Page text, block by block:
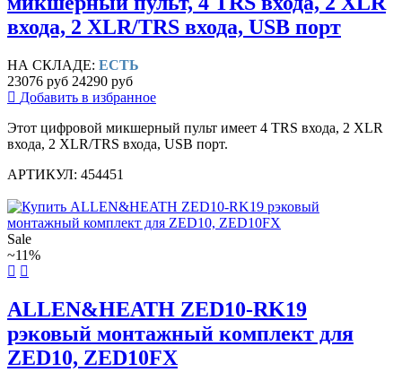
входа, 2 XLR/TRS входа, USB порт
НА СКЛАДЕ: ЕСТЬ
23076 руб 24290 руб
Добавить в избранное
Этот цифровой микшерный пульт имеет 4 TRS входа, 2 XLR
входа, 2 XLR/TRS входа, USB порт.
АРТИКУЛ: 454451
Sale
~11%
ALLEN&HEATH ZED10-RK19
рэковый монтажный комплект для
ZED10, ZED10FX